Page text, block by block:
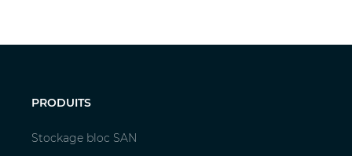
PRODUITS
Stockage bloc SAN